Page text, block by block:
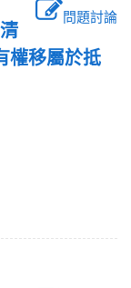
問題討論
權移屬於抵